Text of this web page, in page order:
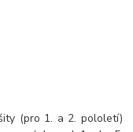
(pro 1. a 2. pololetí)